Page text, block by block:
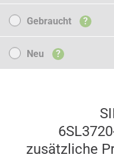
Gebraucht
Gebraucht ?
NeuNeu ?
zusätzliche